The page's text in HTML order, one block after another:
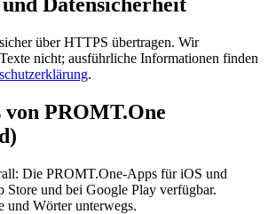
Datensicherheit
über HTTPS übertragen. Wir
nicht; ausführliche Informationen finden
.
PROMT.One
Die PROMT.One-Apps für iOS und
und bei Google Play verfügbar.
und Wörter unterwegs.